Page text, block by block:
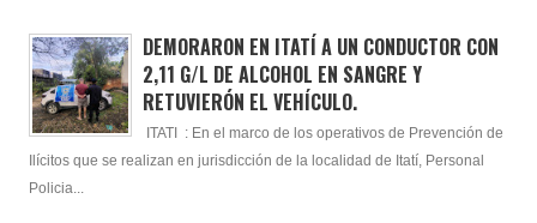
DEMORARON EN ITATÍ A UN CONDUCTOR CON
2,11 G/L DE ALCOHOL EN SANGRE Y
RETUVIERÓN EL VEHÍCULO.
ITATI : En el marco de los operativos de Prevención de
Ilícitos que se realizan en jurisdicción de la localidad de Itatí, Personal
Policia...